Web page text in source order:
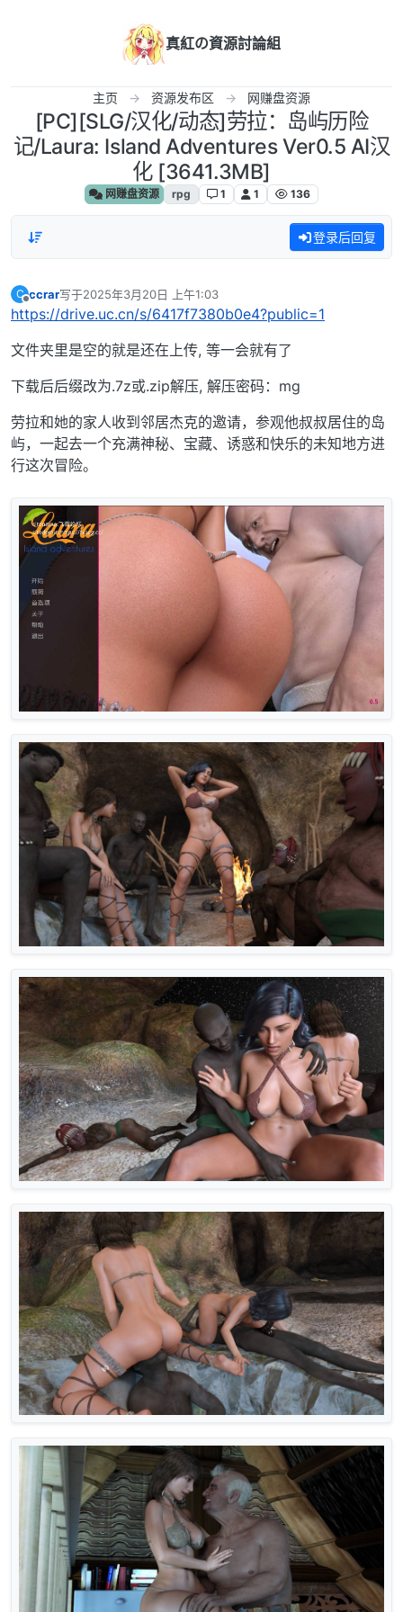
真紅の資源討論組
主页 资源发布区 网赚盘资源
[PC][SLG/汉化/动态]劳拉：岛屿历险
记/Laura: Island Adventures Ver0.5 AI汉
化 [3641.3MB]
网赚盘资源 rpg 1 1 136
登录后回复
C
离线
ccrar写于2025年3月20日 上午1:03
最后由 编辑
https://drive.uc.cn/s/6417f7380b0e4?public=1
文件夹里是空的就是还在上传, 等一会就有了
下载后后缀改为.7z或.zip解压, 解压密码：mg
劳拉和她的家人收到邻居杰克的邀请，参观他叔叔居住的岛
屿，一起去一个充满神秘、宝藏、诱惑和快乐的未知地方进
行这次冒险。